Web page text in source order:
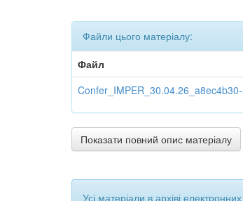
Файли цього матеріалу:
Файл
Показати повний опис матеріалу
Усі матеріали в архіві